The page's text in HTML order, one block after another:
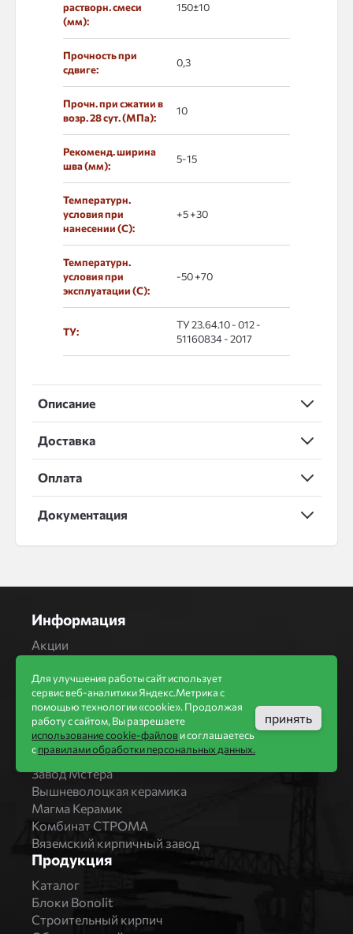
растворн. смеси
(мм):
150±10
Прочность при
сдвиге:
0,3
Прочн. при сжатии в
возр. 28 сут. (МПа):
10
Рекоменд. ширина
шва (мм):
5-15
Температурн.
условия при
нанесении (С):
+5 +30
Температурн.
условия при
эксплуатации (С):
-50 +70
ТУ:
ТУ 23.64.10 - 012 -
51160834 - 2017
Описание
Доставка
Оплата
Документация
Информация
Акции
Новости
Статьи
Производители
Бренды
Bonolit
Завод Мстера
Вышневолоцкая керамика
Магма Керамик
Комбинат СТРОМА
Вяземский кирпичный завод
Продукция
Каталог
Блоки Bonolit
Строительный кирпич
Для улучшения работы сайт использует
сервис веб-аналитики Яндекс.Метрика с
помощью технологии «cookie». Продолжая
работу с сайтом, Вы разрешаете
использование cookie-файлови соглашаетесь
справилами обработки персональных данных.
принять